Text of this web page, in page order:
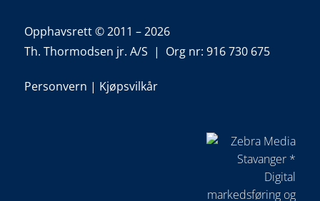
Opphavsrett © 2011 – 2026
Th. Thormodsen jr. A/S | Org nr: 916 730 675
Personvern | Kjøpsvilkår